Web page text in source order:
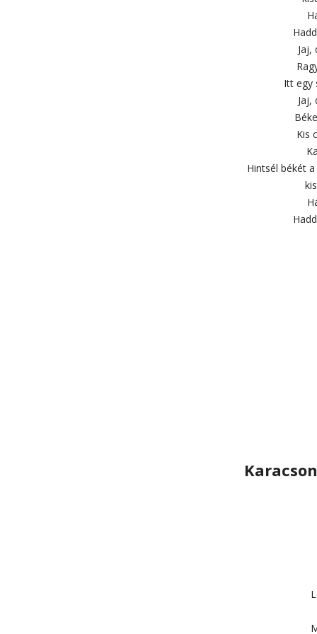
Jaj,
Itt egy
Jaj,
Kis
Hintsél békét